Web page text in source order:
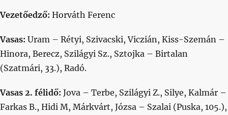
Vezetőedző: Horváth Ferenc
Vasas: Uram – Rétyi, Szivacski, Viczián, Kiss-Szemán –
Hinora, Berecz, Szilágyi Sz., Sztojka – Birtalan
(Szatmári, 33.), Radó.
Vasas 2. félidő: Jova – Terbe, Szilágyi Z., Silye, Kalmár –
Farkas B., Hidi M, Márkvárt, Józsa – Szalai (Puska, 105.),